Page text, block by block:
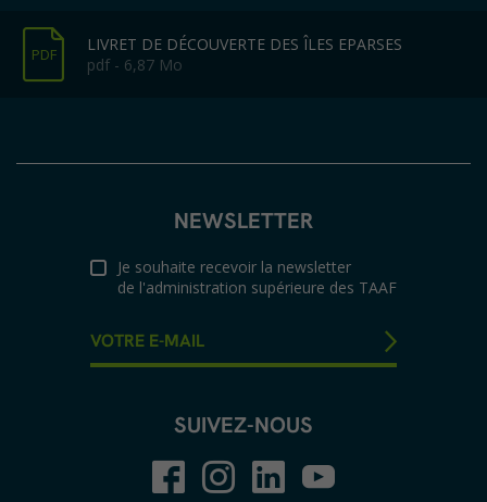
PDF
LIVRET DE DÉCOUVERTE DES ÎLES EPARSES
pdf - 6,87 Mo
NEWSLETTER
Je souhaite recevoir la newsletter
de l'administration supérieure des TAAF
SUIVEZ-NOUS